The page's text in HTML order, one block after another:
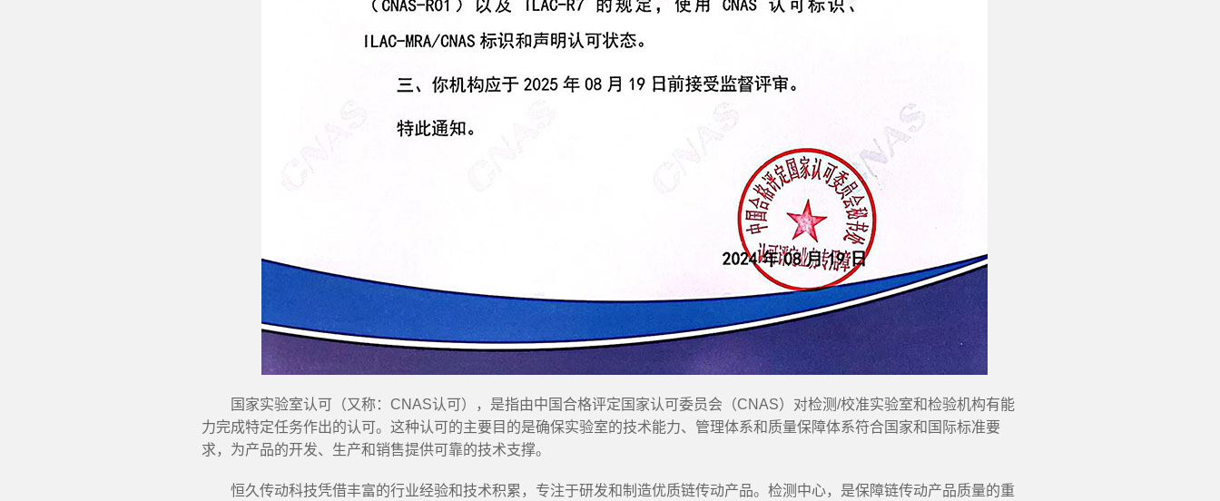
国家实验室认可（又称：CNAS认可），是指由中国合格评定国家认可委员会（CNAS）对检测/校准实验室和检验机构有能
力完成特定任务作出的认可。这种认可的主要目的是确保实验室的技术能力、管理体系和质量保障体系符合国家和国际标准要
求，为产品的开发、生产和销售提供可靠的技术支撑。
恒久传动科技凭借丰富的行业经验和技术积累，专注于研发和制造优质链传动产品。检测中心，是保障链传动产品质量的重